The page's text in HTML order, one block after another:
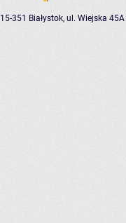
15-351 Białystok, ul. Wiejska 45A